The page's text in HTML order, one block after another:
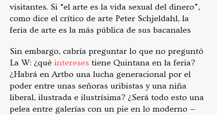
visitantes. Si “el arte es la vida sexual del dinero”,
como dice el crítico de arte Peter Schjeldahl, la
feria de arte es la más pública de sus bacanales
Sin embargo, cabría preguntar lo que no preguntó
La W: ¿qué intereses tiene Quintana en la feria?
¿Habrá en Artbo una lucha generacional por el
poder entre unas señoras uribistas y una niña
liberal, ilustrada e ilustrísima? ¿Será todo esto una
pelea entre galerías con un pie en lo moderno —